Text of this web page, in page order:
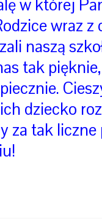
w której
wraz z
naszą
tak
dziecko
za tak